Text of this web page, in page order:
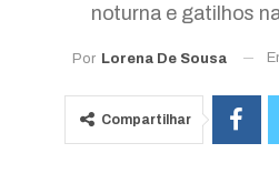
noturna e gatilhos
Por Lorena De Sousa
Compartilhar